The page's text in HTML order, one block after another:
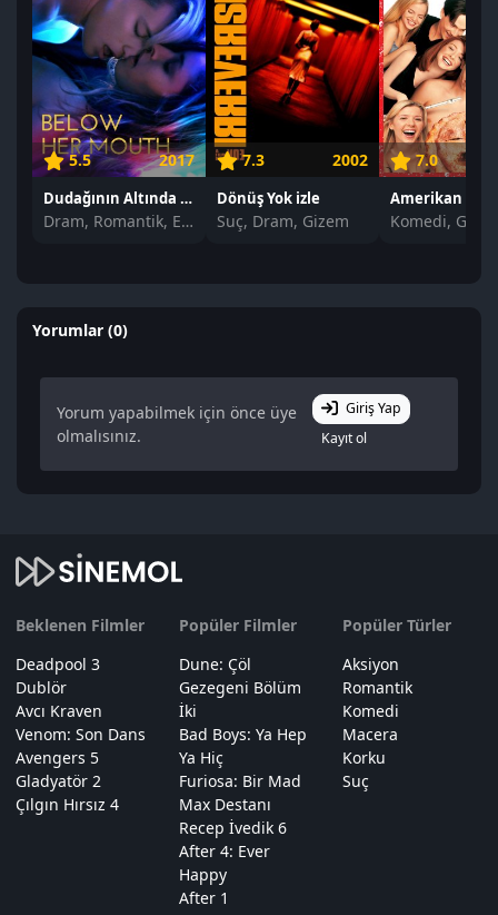
5.5 2017
Dudağının Altında izle
Dram, Romantik, Erotik
7.3 2002
Dönüş Yok izle
Suç, Dram, Gizem
7.0
Komedi,
Yorumlar (0)
Yorum yapabilmek için önce üye
olmalısınız.
Giriş Yap
Kayıt ol
Beklenen Filmler
Deadpool 3
Dublör
Avcı Kraven
Venom: Son Dans
Avengers 5
Gladyatör 2
Çılgın Hırsız 4
Popüler Filmler
Dune: Çöl
Gezegeni Bölüm
İki
Bad Boys: Ya Hep
Ya Hiç
Furiosa: Bir Mad
Max Destanı
Recep İvedik 6
After 4: Ever
Happy
After 1
Popüler Türler
Aksiyon
Romantik
Komedi
Macera
Korku
Suç